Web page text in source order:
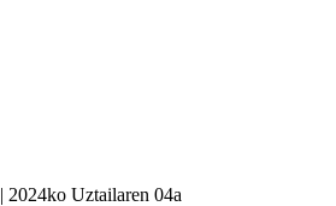
| 2024ko Uztailaren 04a